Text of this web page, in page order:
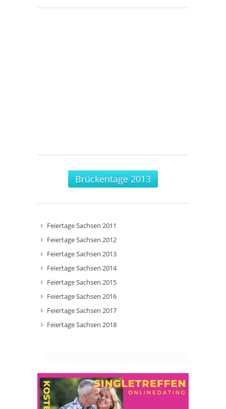
Brückentage 2013
Feiertage Sachsen 2011
Feiertage Sachsen 2012
Feiertage Sachsen 2013
Feiertage Sachsen 2014
Feiertage Sachsen 2015
Feiertage Sachsen 2016
Feiertage Sachsen 2017
Feiertage Sachsen 2018